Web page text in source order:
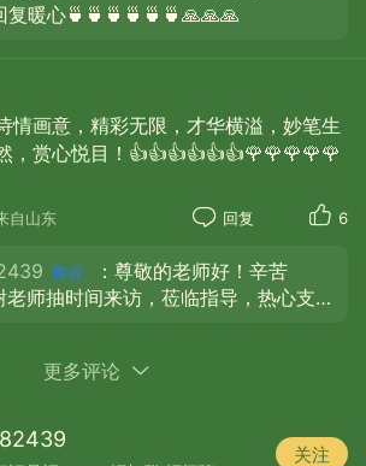
心
不住的朱砂痣
红了枫叶
也留住秋天的美
图片/网络
复暖心🍵🍵🍵🍵🍵🍵🙏🙏🙏
情画意，精彩无限，才华横溢，妙笔生
，赏心悦目！👍👍👍👍👍👍🌹🌹🌹🌹🌹
自山东 回复 6
：尊敬的老师好！辛苦
师抽时间来访，莅临指导，热心支
🍁🍁🍁更多评论
关注